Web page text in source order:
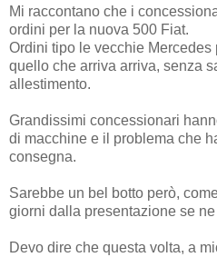
Mi raccontano che i
ordini per la nuova 500 Fiat.
Ordini tipo le vecchie Mercedes
quello che arriva arriva, senza
allestimento.
Grandissimi concessionari
di macchine e il problema che
consegna.
Sarebbe un bel botto però,
giorni dalla presentazione se
Devo dire che questa volta, a